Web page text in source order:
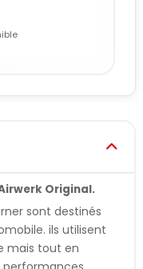
Original.
sont destinés
ils utilisent
mais tout en